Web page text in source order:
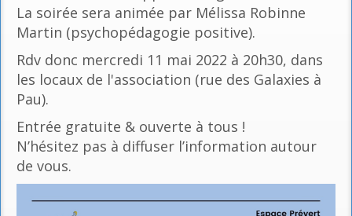
La soirée sera animée par Mélissa Robinne
Martin (psychopédagogie positive).
Rdv donc mercredi 11 mai 2022 à 20h30, dans
les locaux de l'association (rue des Galaxies à
Pau).
Entrée gratuite & ouverte à tous !
N’hésitez pas à diffuser l’information autour
de vous.